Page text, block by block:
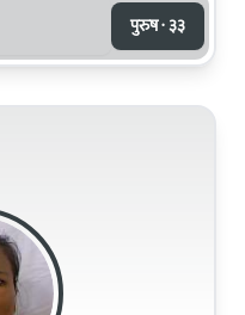
पुरुष · ३३